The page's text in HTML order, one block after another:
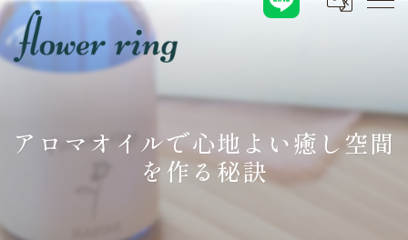
アロマオイルで心地よい癒し空間
を作る秘訣